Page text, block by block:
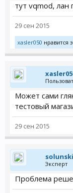
тут vqmod,
29 сен 2015
xasler050 нравится
Может сами
тестовый
29 сен 2015
Эксперт
Проблема